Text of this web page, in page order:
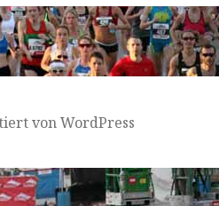
von WordPress